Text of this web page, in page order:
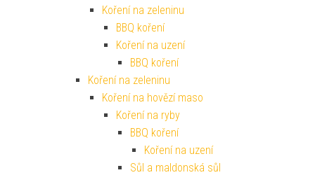
Koření na zeleninu
BBQ koření
Koření na uzení
BBQ koření
Koření na zeleninu
Koření na hovězí maso
Koření na ryby
BBQ koření
Koření na uzení
Sůl a maldonská sůl